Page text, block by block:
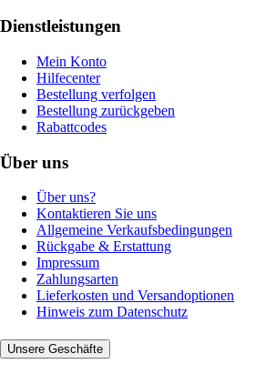
Dienstleistungen
Mein Konto
Hilfecenter
Bestellung verfolgen
Bestellung zurückgeben
Rabattcodes
Über uns
Über uns?
Kontaktieren Sie uns
Allgemeine Verkaufsbedingungen
Rückgabe & Erstattung
Impressum
Zahlungsarten
Lieferkosten und Versandoptionen
Hinweis zum Datenschutz
Unsere Geschäfte